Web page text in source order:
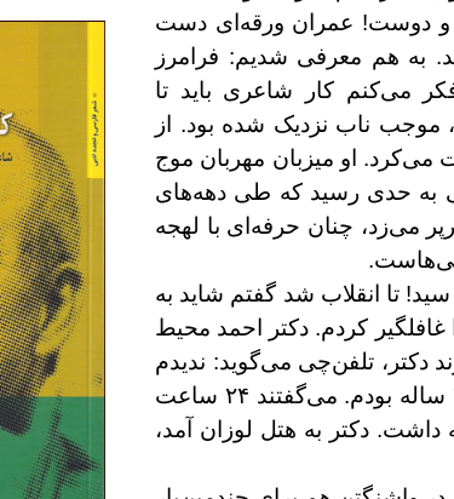
و دوست! عمران ورقه‌ای دست
به هم معرفی شدیم: فرامرز
می‌کنم کار شاعری باید تا
موجب ناب نزدیک شده بود. از
او میزبان مهربان موج
به حدی رسید که طی دهه‌های
می‌زد‌، چنان حرفه‌ای با لهجه
تا انقلاب شد گفتم شاید به
غافلگیر کردم. دکتر احمد محیط
دکتر‌، تلفن‌چی می‌گوید: ندیدم
صالحی را! اما به سرعت آمبولانس و دکتر سلیمانی سر می‌رسند‌، در اتاق را با زور باز می‌کنند. ۲۴ ساله بودم. می‌گفتند ۲۴ ساعت
دکتر به هتل لوزان آمد،